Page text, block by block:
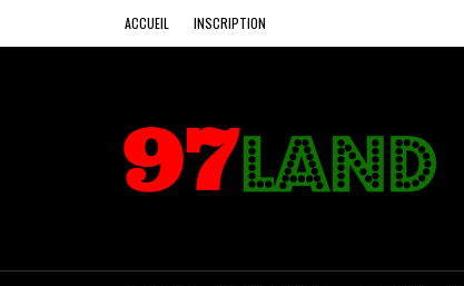
ACCUEIL INSCRIPTION